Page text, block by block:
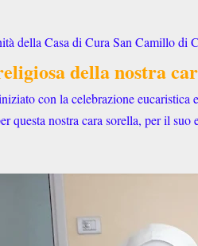
della Casa di Cura San Camillo di
della nostra
con la celebrazione
questa nostra cara sorella, per il